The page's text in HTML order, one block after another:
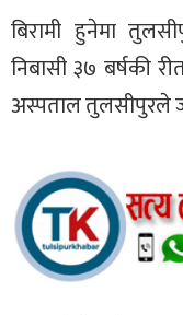
बिरामी हुनेमा
निबासी ३७ बर्षकी
अस्पताल तुलसीपुरले